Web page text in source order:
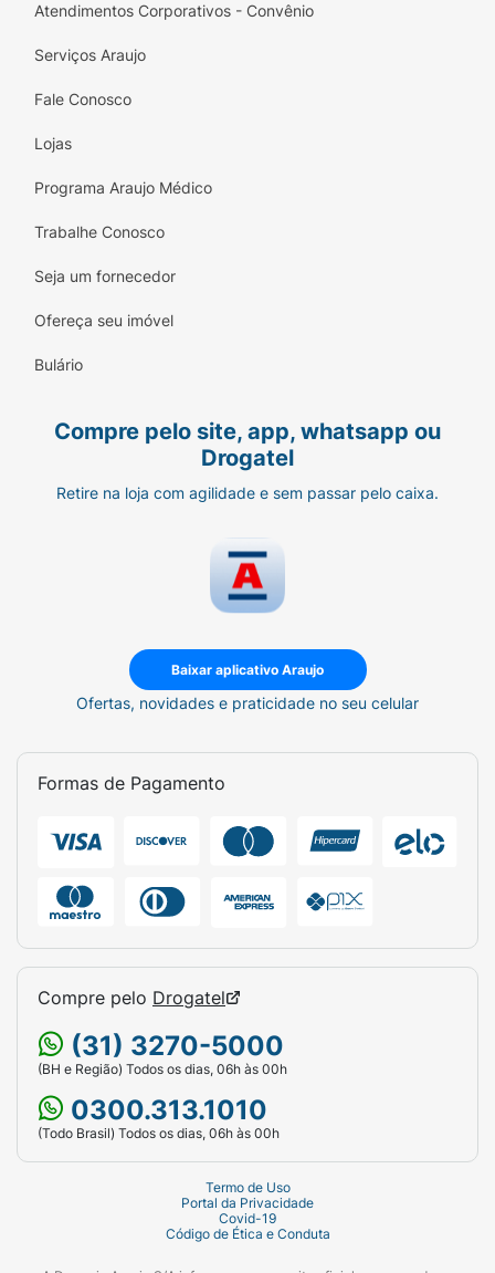
para personalizar e fortalecer seu baralho
de jogo.
Temática Fogo Fantasmagórico
fantasmagóricas em sua coleção.
Praticidade: Formato blister unitário, ideal
completar sets específicos.
Atendimentos Corporativos - Convênio
Serviços Araujo
Fale Conosco
Lojas
Programa Araujo Médico
Trabalhe Conosco
Seja um fornecedor
Ofereça seu imóvel
Bulário
Compre pelo site, app, whatsapp ou
Drogatel
Retire na loja com agilidade e sem passar pelo caixa.
Baixar aplicativo Araujo
Ofertas, novidades e praticidade no seu celular
Formas de Pagamento
Compre pelo Drogatel
(31) 3270-5000
(BH e Região) Todos os dias, 06h às 00h
0300.313.1010
(Todo Brasil) Todos os dias, 06h às 00h
Termo de Uso
Portal da Privacidade
Covid-19
Código de Ética e Conduta